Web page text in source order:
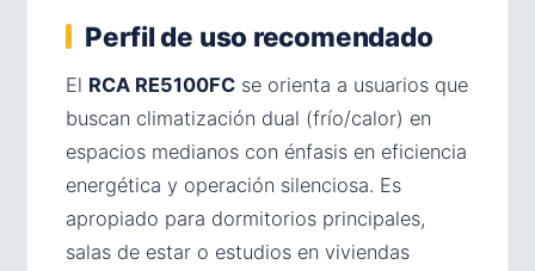
Perfil de uso recomendado
El RCA RE5100FC se orienta a usuarios que
buscan climatización dual (frío/calor) en
espacios medianos con énfasis en eficiencia
energética y operación silenciosa. Es
apropiado para dormitorios principales,
salas de estar o estudios en viviendas